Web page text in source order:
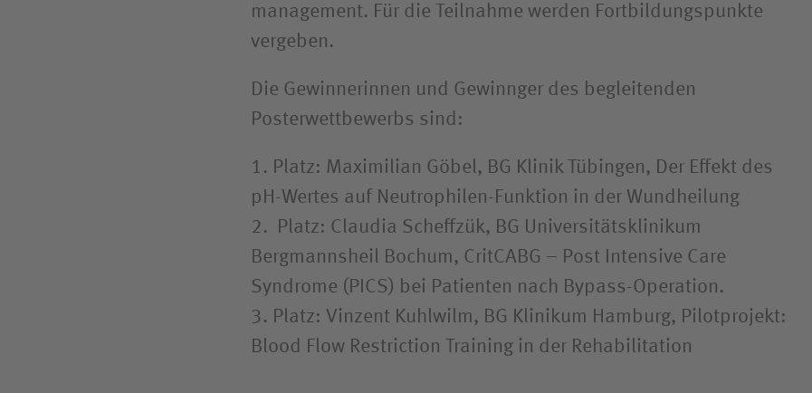
management. Für die Teilnahme werden Fortbildungs­punkte
vergeben.
Die Gewinnerinnen und Gewinnger des begleitenden
Posterwettbewerbs sind:
1. Platz: Maximilian Göbel, BG Klinik Tübingen, Der Effekt des
pH-Wertes auf Neutrophilen-Funktion in der Wundheilung
2. Platz: Claudia Scheffzük, BG Universitätsklinikum
Bergmannsheil Bochum, CritCABG – Post Intensive Care
Syndrome (PICS) bei Patienten nach Bypass-Operation.
3. Platz: Vinzent Kuhlwilm, BG Klinikum Hamburg, Pilotprojekt:
Blood Flow Restriction Training in der Rehabilitation